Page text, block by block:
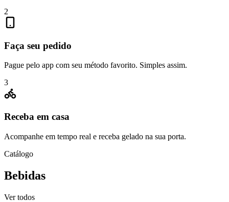
2
Faça seu pedido
Pague pelo app com seu método favorito. Simples assim.
3
Receba em casa
Acompanhe em tempo real e receba gelado na sua porta.
Catálogo
Bebidas
Ver todos